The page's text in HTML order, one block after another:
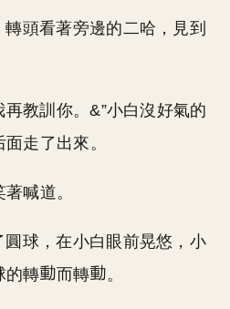
頭看著旁邊的二哈，見到
再教訓你。&”小白沒好氣的
走了出來。
喊道。
球，在小白眼前晃悠，小
的轉
而轉 。